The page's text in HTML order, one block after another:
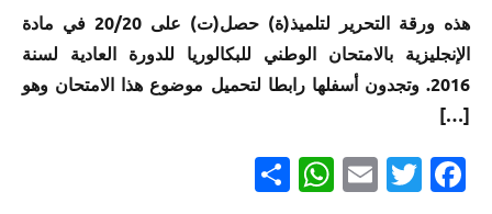
الموحد
الوطني
للبكالوريا
مسلك
الزراعية
في
الامتحان
الموحد
الوطني
للبكالوريا
العلوم
للبكالوريا
مسلك
العلوم
الرياضية
الوطني
للبكالوريا
مسلك
العلوم
أ
الموحد
الوطني
للبكالوريا
لجميع
إنجازات
هذه ورقة التحرير لتلميذ(ة) حصل(ت) على 20/20 في مادة
الإنجليزية بالامتحان الوطني للبكالوريا للدورة العادية لسنة
2016. وتجدون أسفلها رابطا لتحميل موضوع هذا الامتحان وهو
[…]
Facebook
Twitter
Email
WhatsApp